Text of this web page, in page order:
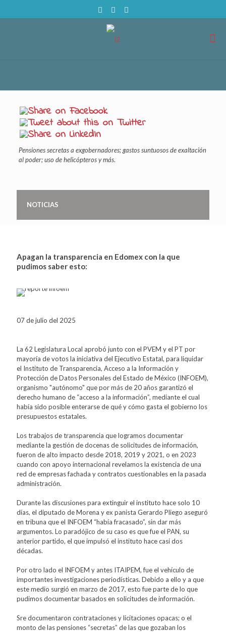
Pensiones secretas a exgobernadores; gastos suntuosos de exaltación
al poder; uso de helicópteros y más.
NOTICIAS
Apagan la transparencia en Edomex con la que
pudimos saber esto:
07 de julio del 2025
La 62 Legislatura Local aprobó junto con el PVEM y el PT por
mayoría de votos la iniciativa del Ejecutivo Estatal, para liquidar
el Instituto de Transparencia, Acceso a la Información y
Protección de Datos Personales del Estado de México (INFOEM),
organismo "autónomo" que por más de 20 años garantizó el
derecho humano de “acceso a la información”, mediante el cual
había sido posible enterarse de qué y cómo gasta el gobierno los
presupuestos estatales.
Los trabajos de transparencia que logramos documentar
mediante la gestión de docenas de solicitudes de información,
fueron de alto impacto desde 2018, 2019 y 2021, o en 2023
cuando con apoyo internacional revelamos la existencia de una
red de empresas fachada y contratos cuestionables en la pasada
administración.
Durante las discusiones para extinguir el instituto hace solo 10
días, el diputado de Morena y ex panista Gerardo Pliego aseguró
en tribuna que el INFOEM “había fracasado”, sin dar más
argumentos. Lo paradójico de su caso es que fue el PAN, su
anterior partido, el que impulsó el instituto hace casi dos
décadas.
Por otro lado el INFOEM y antes ITAIPEM, fue el vehículo de
importantes investigaciones periodísticas. Debido a ello y a que
este medio surgió en marzo de 2017, esto fue parte de lo que
pudimos documentar basados en solicitudes de información.
Sre documentaron contrataciones y licitaciones opacas; o el
monto de las pensiones “secretas” de las que gozaban los